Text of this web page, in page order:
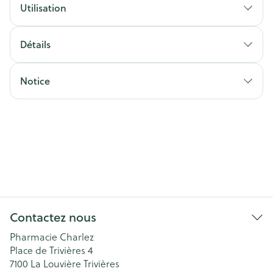
Utilisation
Détails
Notice
Contactez nous
Pharmacie Charlez
Place de Trivières 4
7100 La Louvière Trivières